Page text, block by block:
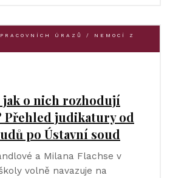
ÚRAZŮ / NEMOCÍ Z
jak o nich rozhodují
Přehled judikatury od
po Ústavní soud
a Milana Flachse v
volně navazuje na